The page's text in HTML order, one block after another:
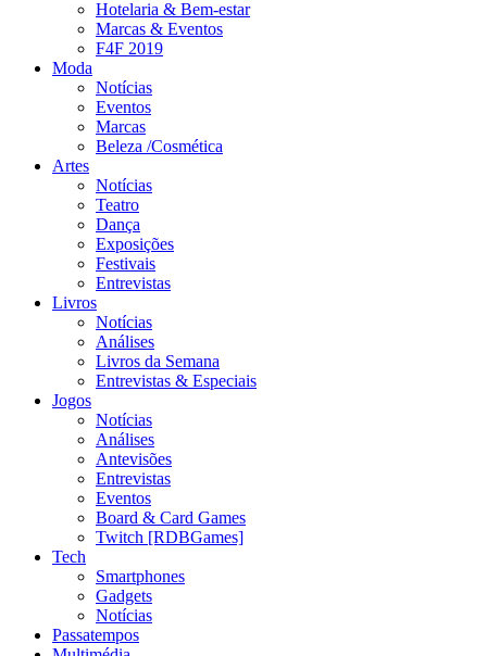
Hotelaria & Bem-estar
Marcas & Eventos
F4F 2019
Moda
Notícias
Eventos
Marcas
Beleza /Cosmética
Artes
Notícias
Teatro
Dança
Exposições
Festivais
Entrevistas
Livros
Notícias
Análises
Livros da Semana
Entrevistas & Especiais
Jogos
Notícias
Análises
Antevisões
Entrevistas
Eventos
Board & Card Games
Twitch [RDBGames]
Tech
Smartphones
Gadgets
Notícias
Passatempos